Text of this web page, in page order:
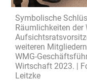
Symbolische
Räumlichkeiten der
weiteren
WMG-
Wirtschaft 2023. |
Leitzke